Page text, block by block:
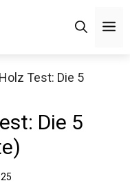
Test: Die 5
Die 5